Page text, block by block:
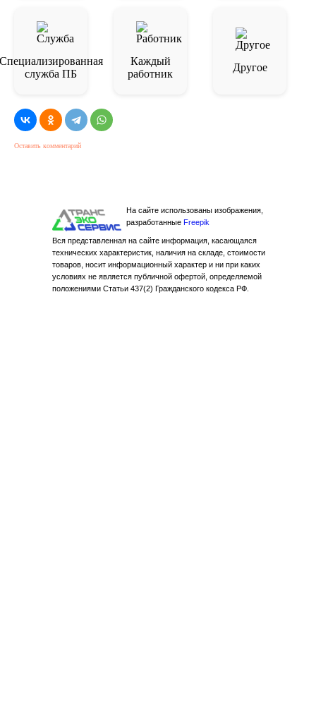
служба ПБ
Каждый
работник
Другое
Оставить комментарий
На сайте использованы изображения,
разработанные Freepik
Вся представленная на сайте информация, касающаяся
технических характеристик, наличия на складе, стоимости
товаров, носит информационный характер и ни при каких
условиях не является публичной офертой, определяемой
положениями Статьи 437(2) Гражданского кодекса РФ.